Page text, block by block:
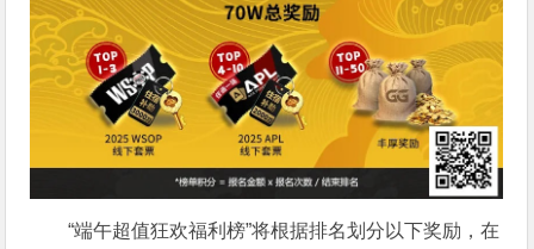
“端午超值狂欢福利榜”将根据排名划分以下奖励，在